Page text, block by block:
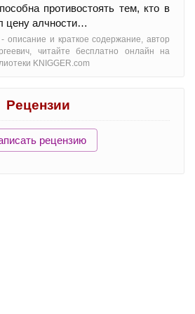
противостоять тем, кто в
цену алчности…
oписание и краткое содержание, автор
читайте бесплатно онлайн на
KNIGGER.com
Рецензии
рецензию